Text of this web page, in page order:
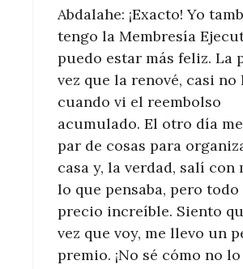
Abdalahe: ¡Exacto! Yo
tengo la Membresía
puedo estar más feliz. La
vez que la renové, casi
cuando vi el reembolso
acumulado. El otro día
par de cosas para
casa y, la verdad, salí con
lo que pensaba, pero todo
precio increíble. Siento
vez que voy, me llevo un
premio. ¡No sé cómo no